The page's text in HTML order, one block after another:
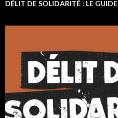
DÉLIT DE SOLIDARITÉ : LE GUIDE